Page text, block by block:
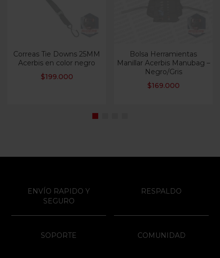
Correas Tie Downs 25MM
Acerbis en color negro
$199.000
Bolsa Herramientas
Manillar Acerbis Manubag –
Negro/Gris
$169.000
ENVÍO RAPIDO Y
SEGURO
RESPALDO
SOPORTE COMUNIDAD